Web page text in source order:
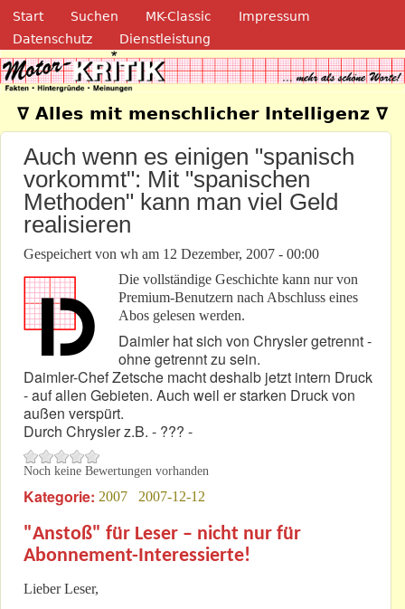
Direkt zum Inhalt
Navigation
Start Suchen MK-Classic
Impressum
Datenschutz
Dienstleistung
Motor-Kritik.de
∇ Alles mit menschlicher Intelligenz ∇
Auch wenn es einigen "spanisch
vorkommt": Mit "spanischen
Methoden" kann man viel Geld
realisieren
Gespeichert von wh am 12 Dezember, 2007 - 00:00
Die vollständige Geschichte kann nur von
Premium-Benutzern nach Abschluss eines
Abos gelesen werden.
Daimler hat sich von Chrysler getrennt -
ohne getrennt zu sein.
Daimler-Chef Zetsche macht deshalb jetzt intern Druck
- auf allen Gebieten. Auch weil er starken Druck von
außen verspürt.
Durch Chrysler z.B. - ??? -
Noch keine Bewertungen vorhanden
Kategorie: 2007 2007-12-12
"Anstoß" für Leser – nicht nur für
Abonnement-Interessierte!
Lieber Leser,